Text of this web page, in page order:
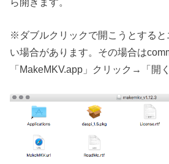
※ダブルクリックで開こうとすると
い場合があります。その場合は
「MakeMKV.app」クリック→「開